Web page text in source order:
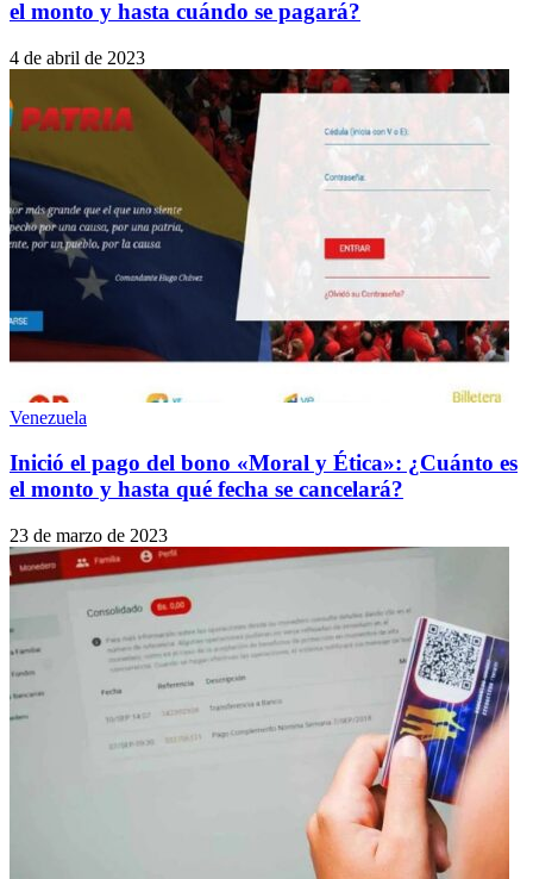
el monto y hasta cuándo se pagará?
4 de abril de 2023
Venezuela
Inició el pago del bono «Moral y Ética»: ¿Cuánto es
el monto y hasta qué fecha se cancelará?
23 de marzo de 2023